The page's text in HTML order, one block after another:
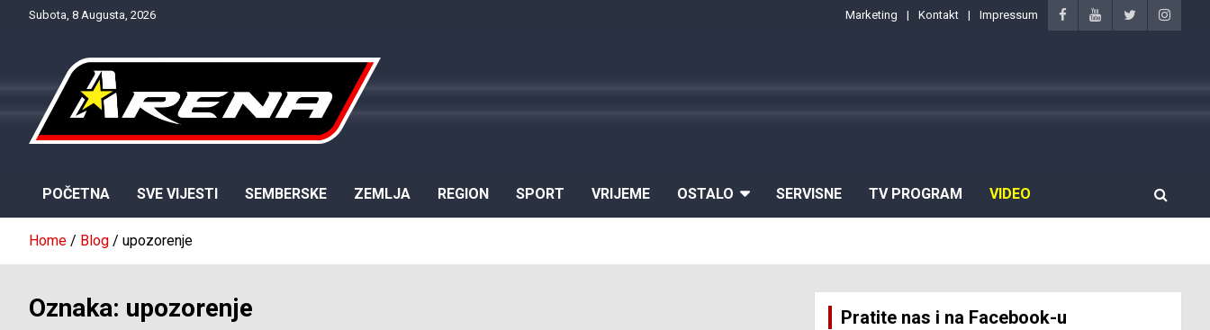
Subota, 8 Augusta, 2026 Marketing Kontakt Impressum
POČETNA SVE VIJESTI SEMBERSKE ZEMLJA REGION SPORT VRIJEME OSTALO SERVISNE TV PROGRAM VIDEO
Home Blog upozorenje
Oznaka: upozorenje Pratite nas i na Facebook-u